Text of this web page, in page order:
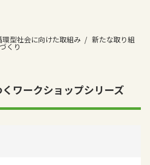
環型社会に向けた取組み 新たな取り組
くり
ワークショップシリーズ